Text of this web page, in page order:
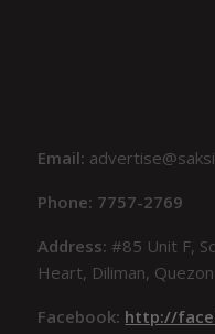
Email:
Phone: 7757-2769
Address:#85 Unit F,
Heart, Diliman,
Facebook: http://